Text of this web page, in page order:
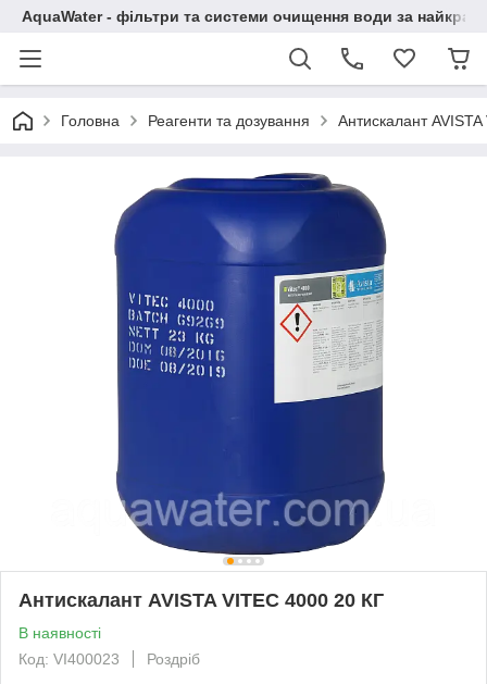
AquaWater - фільтри та системи очищення води за
Головна Реагенти та дозування Антискалант
Антискалант AVISTA VITEC 4000 20 КГ
В наявності
Код: VI400023
Роздріб